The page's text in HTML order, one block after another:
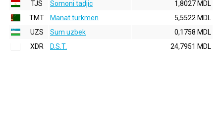
TJS
Somoni tadjic
1,8027 MDL
TMT
Manat turkmen
5,5522 MDL
UZS
Sum uzbek
0,1758 MDL
XDR
D.S.T. 24,7951 MDL